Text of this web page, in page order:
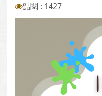
點閱 : 1427